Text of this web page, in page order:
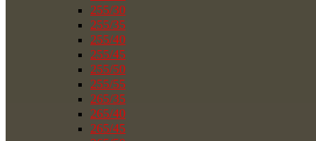
255/30
255/35
255/40
255/45
255/50
255/55
265/35
265/40
265/45